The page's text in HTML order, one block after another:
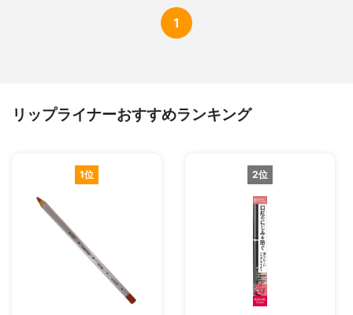
1
リップライナーおすすめランキング
1位 2位